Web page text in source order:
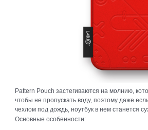
Pattern Pouch застегиваются на молнию,
чтобы не пропускать воду, поэтому даже
чехлом под дождь, ноутбук в нем станется
Основные особенности: